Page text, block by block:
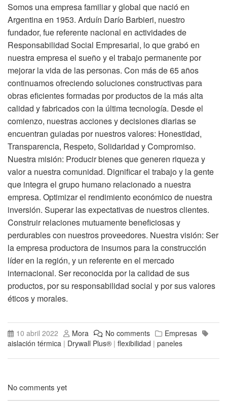
Somos una empresa familiar y global que nació en
Argentina en 1953. Arduín Darío Barbieri, nuestro
fundador, fue referente nacional en actividades de
Responsabilidad Social Empresarial, lo que grabó en
nuestra empresa el sueño y el trabajo permanente por
mejorar la vida de las personas. Con más de 65 años
continuamos ofreciendo soluciones constructivas para
obras eficientes formadas por productos de la más alta
calidad y fabricados con la última tecnología. Desde el
comienzo, nuestras acciones y decisiones diarias se
encuentran guiadas por nuestros valores: Honestidad,
Transparencia, Respeto, Solidaridad y Compromiso.
Nuestra misión: Producir bienes que generen riqueza y
valor a nuestra comunidad. Dignificar el trabajo y la gente
que integra el grupo humano relacionado a nuestra
empresa. Optimizar el rendimiento económico de nuestra
inversión. Superar las expectativas de nuestros clientes.
Construir relaciones mutuamente beneficiosas y
perdurables con nuestros proveedores. Nuestra visión: Ser
la empresa productora de insumos para la construcción
líder en la región, y un referente en el mercado
internacional. Ser reconocida por la calidad de sus
productos, por su responsabilidad social y por sus valores
éticos y morales.
10 abril 2022 Mora No comments
Empresas
aislación térmica | Drywall Plus® | flexibilidad | paneles
No comments yet